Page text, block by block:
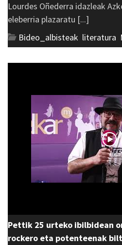
Lourdes Oñederra idazleak
eleberria plazaratu [...]
Bideo_albisteak literatura
Pettik 25 urteko ibilbidean
rockero eta potenteenak